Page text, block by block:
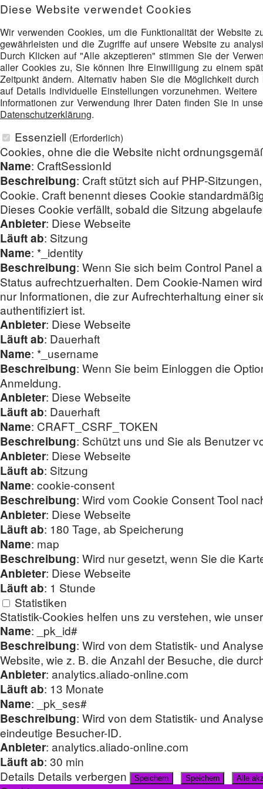
Diese Website verwendet Cookies
Wir verwenden Cookies, um die Funktionalität der Website
gewährleisten und die Zugriffe auf unsere Website zu
Durch Klicken auf "Alle akzeptieren" stimmen Sie der
aller Cookies zu, Sie können Ihre Einwilligung zu einem
Zeitpunkt ändern. Alternativ haben Sie die Möglichkeit durch
auf Details individuelle Einstellungen vorzunehmen. Weitere
Informationen zur Verwendung Ihrer Daten finden Sie in
Datenschutzerklärung.
Essenziell (Erforderlich)
Cookies, ohne die die Website nicht
Name: CraftSessionId
Beschreibung: Craft stützt sich auf PHP-
Cookie. Craft benennt dieses Cookie
Dieses Cookie verfällt, sobald die Sitzung
Anbieter: Diese Webseite
Läuft ab: Sitzung
Name: *_identity
Beschreibung: Wenn Sie sich beim Control Panel
Status aufrechtzuerhalten. Dem Cookie-Namen
nur Informationen, die zur Aufrechterhaltung einer
authentifiziert ist.
Anbieter: Diese Webseite
Läuft ab: Dauerhaft
Name: *_username
Beschreibung: Wenn Sie beim Einloggen die
Anmeldung.
Anbieter: Diese Webseite
Läuft ab: Dauerhaft
Name: CRAFT_CSRF_TOKEN
Beschreibung: Schützt uns und Sie als Benutzer
Anbieter: Diese Webseite
Läuft ab: Sitzung
Name: cookie-consent
Beschreibung: Wird vom Cookie Consent Tool
Anbieter: Diese Webseite
Läuft ab: 180 Tage, ab Speicherung
Name: map
Beschreibung: Wird nur gesetzt, wenn Sie die
Anbieter: Diese Webseite
Läuft ab: 1 Stunde
Statistiken
Statistik-Cookies helfen uns zu verstehen, wie
Name: _pk_id#
Beschreibung: Wird von dem Statistik- und
Website, wie z. B. die Anzahl der Besuche, die
Anbieter: analytics.aliado-online.com
Läuft ab: 13 Monate
Name: _pk_ses#
Beschreibung: Wird von dem Statistik- und
eindeutige Besucher-ID.
Anbieter: analytics.aliado-online.com
Läuft ab: 30 min
Details Details verbergen